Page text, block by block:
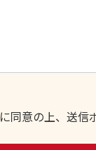
に同意の上、送信